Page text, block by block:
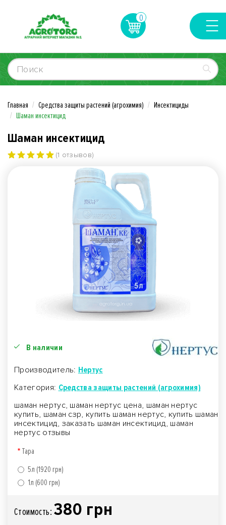
0
Главная Средства защиты растений (агрохимия)
Инсектициды
Шаман инсектицид
Шаман инсектицид
(1 отзывов)
В наличии
Производитель: Нертус
Категория: Средства защиты растений (агрохимия)
шаман нертус, шаман нертус цена, шаман нертус
купить, шаман сзр, купить шаман нертус, купить шаман
инсектицид, заказать шаман инсектицид, шаман
нертус отзывы
Тара
5л (1920 грн)
1л (600 грн)
Стоимость: 380 грн